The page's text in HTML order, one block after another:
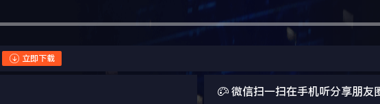
 立即下载
微信扫一扫在手机听分享朋友